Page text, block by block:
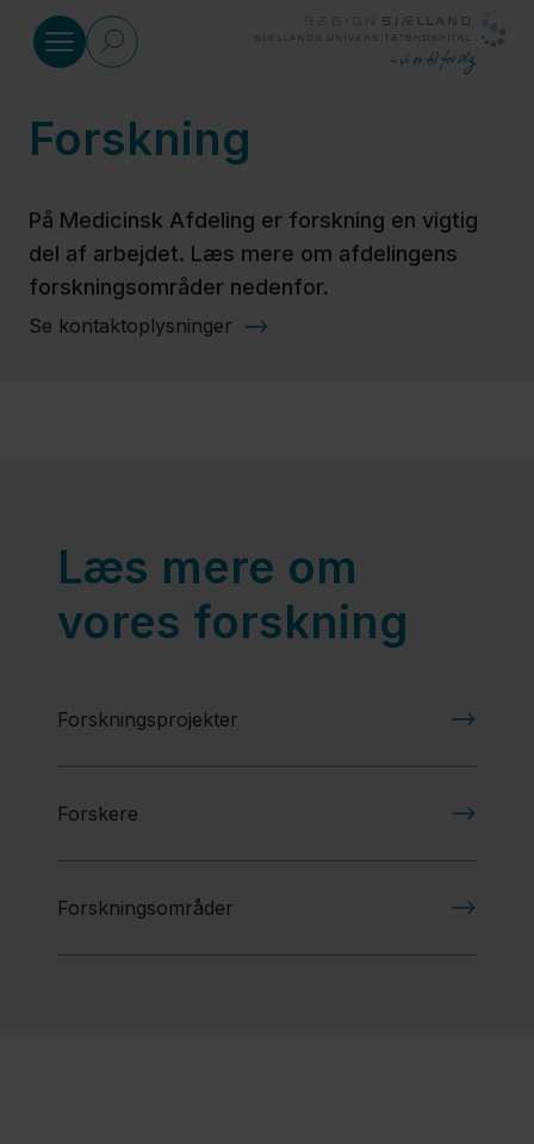
Medicinsk Afdeling, Køge
Mave- og
tarmsygdomme
(gastroenterologi)
Ældre- og
stofskiftesygdomme
(geriatri og
Om
Medicinsk
Afdeling
For
Forskning
På Medicinsk Afdeling er forskning en vigtig
del af arbejdet. Læs mere om afdelingens
forskningsområder nedenfor.
Se kontaktoplysninger
Læs mere om
vores forskning
Forskningsprojekter
Forskere
Forskningsområder